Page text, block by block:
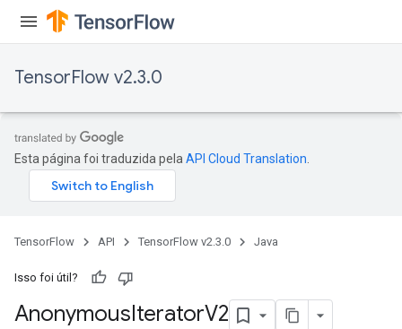
TensorFlow v2.3.0
Esta página foi traduzida pela API Cloud Translation
TensorFlow API TensorFlow v2.3.0 Java
Isso foi útil?
AnonymousIteratorV2